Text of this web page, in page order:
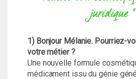
juridique "
1) Bonjour Mélanie. Pourriez-
votre métier ?
Une nouvelle formule
médicament issu du génie